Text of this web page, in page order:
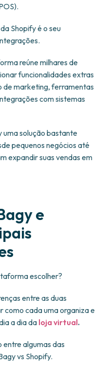
Shopify é o seu
reúne milhares de
funcionalidades extras
de marketing, ferramentas
com sistemas
uma solução bastante
pequenos negócios até
expandir suas vendas em
e
escolher?
entre as duas
como cada uma organiza e
a dia da loja virtual.
entre algumas das
vs Shopify.